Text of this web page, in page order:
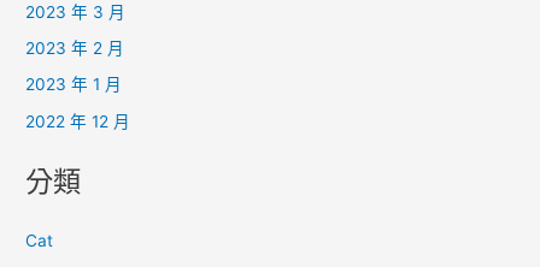
2023 年 3 月
2023 年 2 月
2023 年 1 月
2022 年 12 月
分類
Cat